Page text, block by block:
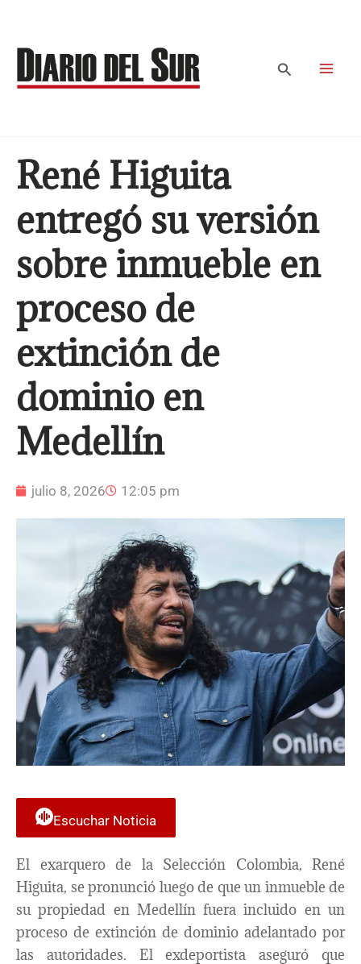
contenido
Buscar
René Higuita
entregó su versión
sobre inmueble en
proceso de
extinción de
dominio en
Medellín
julio 8, 2026 12:05 pm
Escuchar Noticia
El exarquero de la Selección Colombia, René
Higuita, se pronunció luego de que un inmueble de
su propiedad en Medellín fuera incluido en un
proceso de extinción de dominio adelantado por
las autoridades. El exdeportista aseguró que